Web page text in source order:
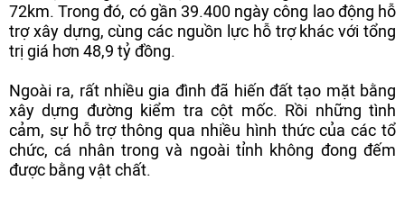
72km. Trong đó, có gần 39.400 ngày công lao động hỗ
trợ xây dựng, cùng các nguồn lực hỗ trợ khác với tổng
trị giá hơn 48,9 tỷ đồng.
Ngoài ra, rất nhiều gia đình đã hiến đất tạo mặt bằng
xây dựng đường kiểm tra cột mốc. Rồi những tình
cảm, sự hỗ trợ thông qua nhiều hình thức của các tổ
chức, cá nhân trong và ngoài tỉnh không đong đếm
được bằng vật chất.